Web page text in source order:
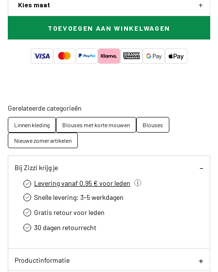
Kies maat
TOEVOEGEN AAN WINKELWAGEN
Gerelateerde categorieën
Linnen kleding Blouses met korte mouwen
Blouses
Nieuwe zomer artikelen
Bij Zizzi krijg je
Levering vanaf 0.95 € voor leden
Snelle levering: 3-5 werkdagen
Gratis retour voor leden
30 dagen retourrecht­
Productinformatie